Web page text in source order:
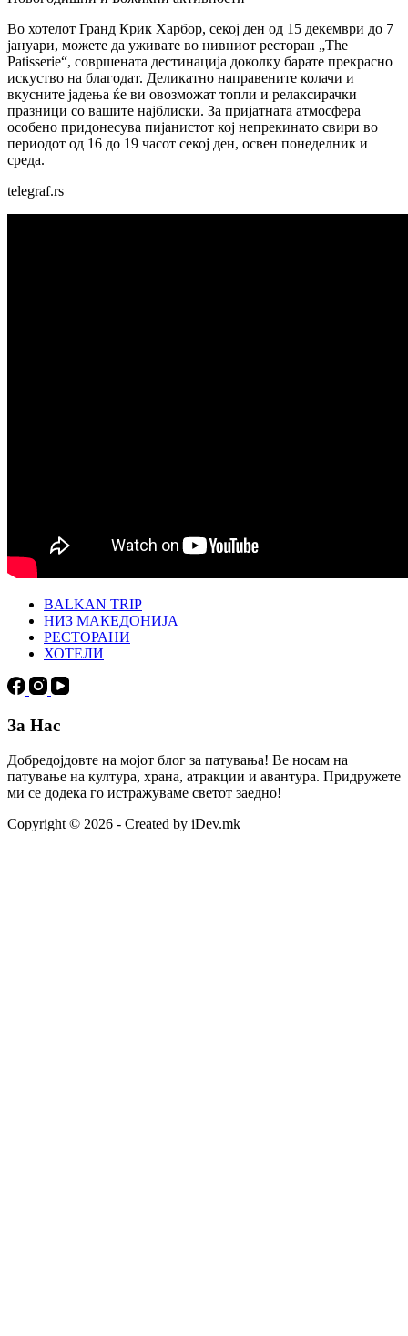
Во хотелот Гранд Крик Харбор, секој ден од 15 декември до 7
јануари, можете да уживате во нивниот ресторан „The
Patisserie“, совршената дестинација доколку барате прекрасно
искуство на благодат. Деликатно направените колачи и
вкусните јадења ќе ви овозможат топли и релаксирачки
празници со вашите најблиски. За пријатната атмосфера
особено придонесува пијанистот кој непрекинато свири во
периодот од 16 до 19 часот секој ден, освен понеделник и
среда.
telegraf.rs
BALKAN TRIP
НИЗ МАКЕДОНИЈА
РЕСТОРАНИ
ХОТЕЛИ
За Нас
Добредојдовте на мојот блог за патувања! Ве носам на
патување на култура, храна, атракции и авантура. Придружете
ми се додека го истражуваме светот заедно!
Copyright © 2026 - Created by iDev.mk